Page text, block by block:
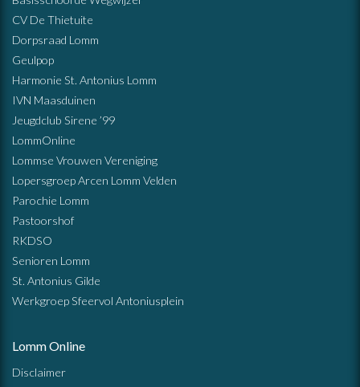
CV De Thietuite
Dorpsraad Lomm
Geulpop
Harmonie St. Antonius Lomm
IVN Maasduinen
Jeugdclub Sirene ’99
LommOnline
Lommse Vrouwen Vereniging
Lopersgroep Arcen Lomm Velden
Parochie Lomm
Pastoorshof
RKDSO
Senioren Lomm
St. Antonius Gilde
Werkgroep Sfeervol Antoniusplein
Lomm Online
Disclaimer